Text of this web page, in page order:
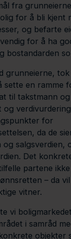
fra
for å bli kjent
og befarte
for å ha
bostandarden
grunneierne,
sette en ramme
til takstmann
og
for
da de
og salgsverdien,
Det
partene
– da
vitner.
vi
i samråd
objekter